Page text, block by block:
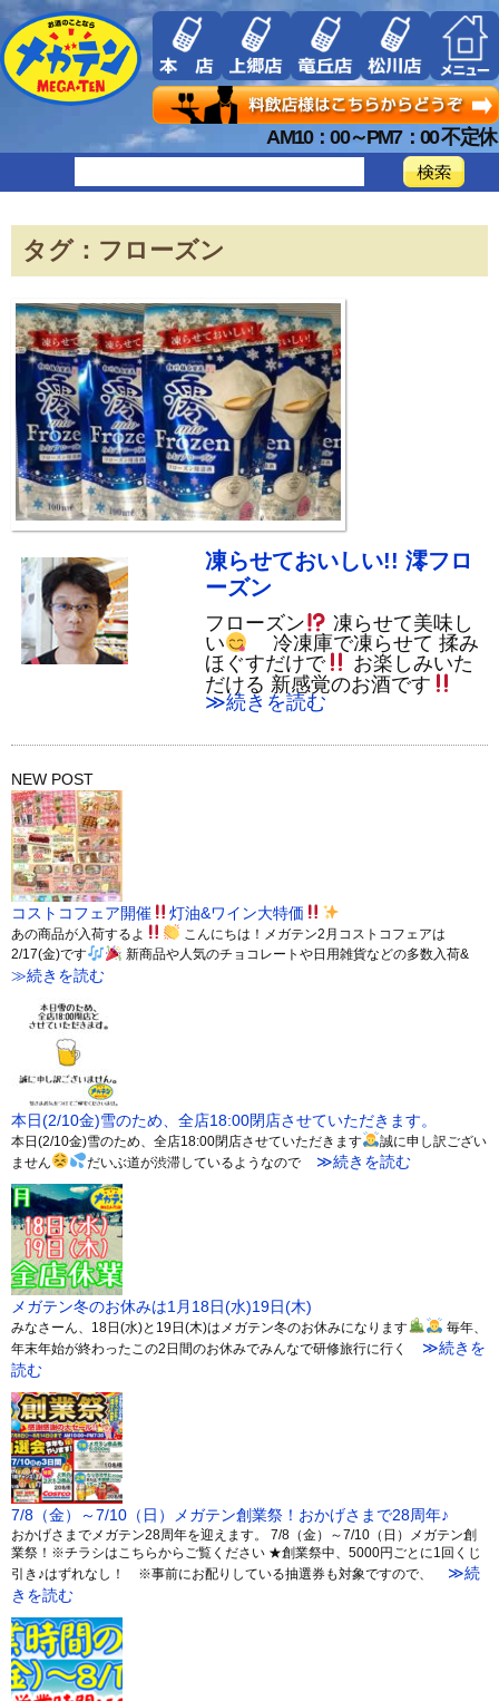
AM10：00～PM7：00 不定休
タグ：フローズン
凍らせておいしい!! 澪フロ
ーズン
フローズン
凍らせて美味し
い
冷凍庫で凍らせて 揉み
ほぐすだけで
お楽しみいた
だける 新感覚のお酒です
≫続きを読む
NEW POST
コストコフェア開催 灯油&ワイン大特価
あの商品が入荷するよ
こんにちは！メガテン2月コストコフェアは
2/17(金)です
新商品や人気のチョコレートや日用雑貨などの多数入荷&
≫続きを読む
本日(2/10金)雪のため、全店18:00閉店させていただきます。
本日(2/10金)雪のため、全店18:00閉店させていただきます
誠に申し訳ござい
ません
だいぶ道が渋滞しているようなので≫続きを読む
メガテン冬のお休みは1月18日(水)19日(木)
みなさーん、18日(水)と19日(木)はメガテン冬のお休みになります
毎年、
年末年始が終わったこの2日間のお休みでみんなで研修旅行に行く
≫続きを
読む
7/8（金）～7/10（日）メガテン創業祭！おかげさまで28周年♪
おかげさまでメガテン28周年を迎えます。 7/8（金）～7/10（日）メガテン創
業祭！※チラシはこちらからご覧ください ★創業祭中、5000円ごとに1回くじ
引き♪はずれなし！ ※事前にお配りしている抽選券も対象ですので、
≫続
きを読む